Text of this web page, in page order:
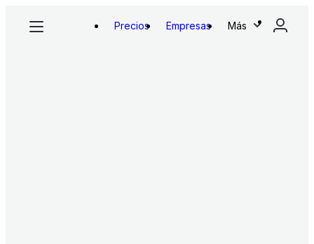
Precios Empresas Más